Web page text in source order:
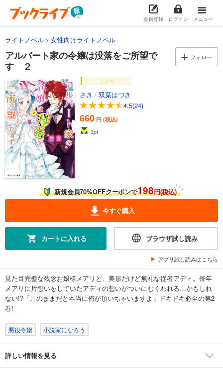
会員登録 ログイン メニュー
ライトノベル 女性向けライトノベル
アルバート家の令嬢は没落をご所望で
す ２
フォロー
ラノベ
さき / 双葉はづき
4.5(24)
660 円 (税込)
3pt
新規会員70%OFFクーポンで198円(税込)
今すぐ購入
カートに入れる ブラウザ試し読み
アプリ試し読みはこちら
見た目完璧な残念お嬢様メアリと、美形だけど無礼な従者アディ。長年
メアリに片想いをしていたアディの想いがついにむくわれる…かもしれ
ない!?「このままだと本当に俺が頂いちゃいますよ」ドキドキ必至の第2
巻!
悪役令嬢 小説家になろう
詳しい情報を見る